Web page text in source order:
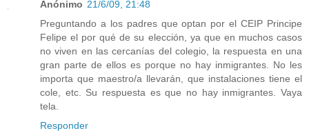
Anónimo 21/6/09, 21:48
Preguntando a los padres que optan por el CEIP Principe
Felipe el por qué de su elección, ya que en muchos casos
no viven en las cercanías del colegio, la respuesta en una
gran parte de ellos es porque no hay inmigrantes. No les
importa que maestro/a llevarán, que instalaciones tiene el
cole, etc. Su respuesta es que no hay inmigrantes. Vaya
tela.
Responder